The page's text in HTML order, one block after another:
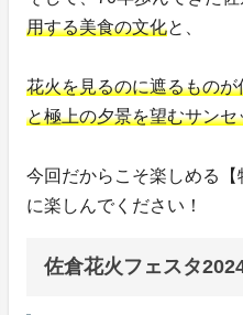
用する美食の文化と、
花火を見るのに遮るもの
と極上の夕景を望むサン
今回だからこそ楽しめる
に楽しんでください！
佐倉花火フェスタ